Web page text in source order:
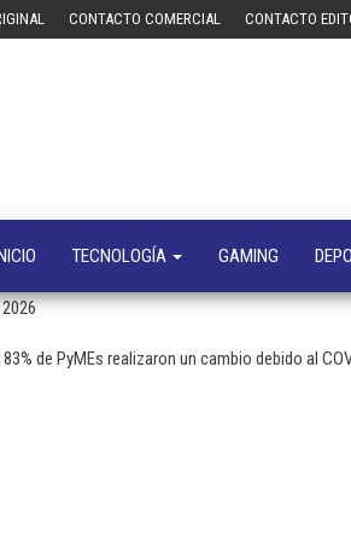
CONTACTO COMERCIAL CONTACTO
TECNOLOGÍA GAMING
83% de PyMEs realizaron un cambio debido al